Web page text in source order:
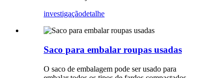
investigaçãodetalhe
Saco para embalar roupas usadas
O saco de embalagem pode ser usado para